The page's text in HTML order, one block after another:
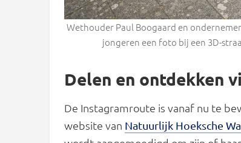
Wethouder Paul Boogaard en
jongeren een foto bij een 3D-
Delen en ontdekken
De Instagramroute is vanaf nu te
website van Natuurlijk Hoeksche